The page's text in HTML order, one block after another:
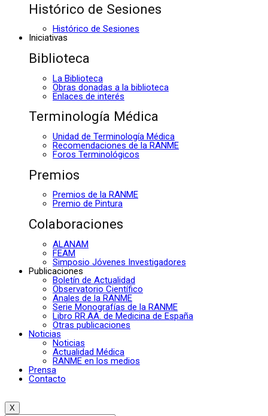
Histórico de Sesiones
Histórico de Sesiones
Iniciativas
Biblioteca
La Biblioteca
Obras donadas a la biblioteca
Enlaces de interés
Terminología Médica
Unidad de Terminología Médica
Recomendaciones de la RANME
Foros Terminológicos
Premios
Premios de la RANME
Premio de Pintura
Colaboraciones
ALANAM
FEAM
Simposio Jóvenes Investigadores
Publicaciones
Boletín de Actualidad
Observatorio Científico
Anales de la RANME
Serie Monografías de la RANME
Libro RR.AA. de Medicina de España
Otras publicaciones
Noticias
Noticias
Actualidad Médica
RANME en los medios
Prensa
Contacto
X